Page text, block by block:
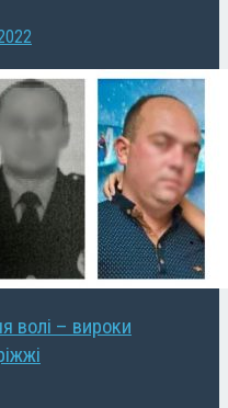
волі – вироки